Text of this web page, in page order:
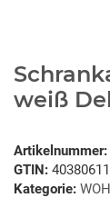
weiß
Artikelnummer:
GTIN:
Kategorie: